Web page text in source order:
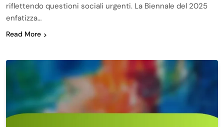
riflettendo questioni sociali urgenti. La Biennale del 2025
enfatizza…
Read More